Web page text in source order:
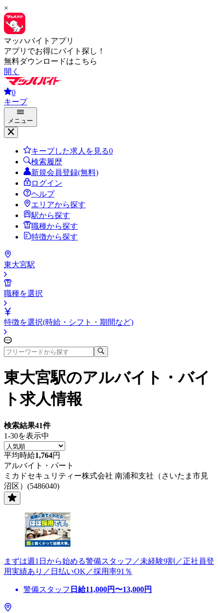
×
マッハバイトアプリ
アプリでお得にバイト探し！
無料ダウンロードはこちら
開く
0
キープ
メニュー
キープした求人を見る0
検索履歴
新規会員登録(無料)
ログイン
ヘルプ
エリアから探す
駅から探す
職種から探す
特徴から探す
東大宮駅
職種を選択
特徴を選択(時給・シフト・期間など)
東大宮駅のアルバイト・バイ
ト求人情報
検索結果41件
1-30を表示中
平均時給1,764円
アルバイト・パート
ミカドセキュリティー株式会社 南浦和支社（さいたま市見
沼区）(5486040)
まずは週1日から始める警備スタッフ／未経験9割／正社員登
用実績あり／日払いOK／採用率91％
警備スタッフ 日給11,000円〜13,000円